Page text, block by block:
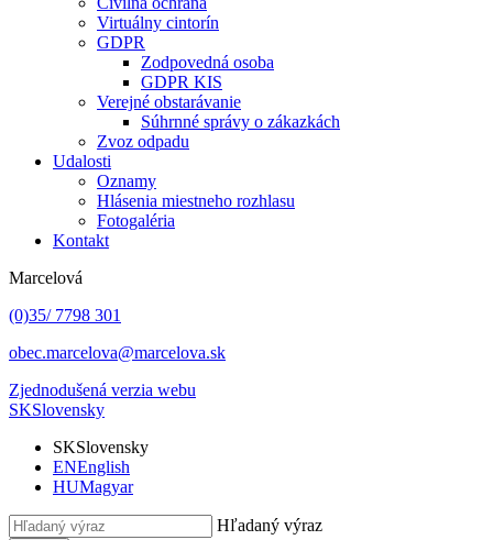
Virtuálny cintorín
GDPR
Zodpovedná osoba
GDPR KIS
Verejné obstarávanie
Súhrnné správy o zákazkách
Zvoz odpadu
Udalosti
Oznamy
Hlásenia miestneho rozhlasu
Fotogaléria
Kontakt
Marcelová
(0)35/ 7798 301
obec.marcelova@marcelova.sk
Zjednodušená verzia webu
SKSlovensky
SKSlovensky
ENEnglish
HUMagyar
Hľadaný výraz